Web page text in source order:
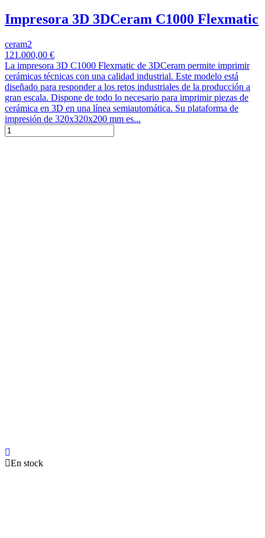
Impresora 3D 3DCeram C1000 Flexmatic
ceram2
121.000,00 €
La impresora 3D C1000 Flexmatic de 3DCeram permite imprimir
cerámicas técnicas con una calidad industrial. Este modelo está
diseñado para responder a los retos industriales de la producción a
gran escala. Dispone de todo lo necesario para imprimir piezas de
cerámica en 3D en una línea semiautomática. Su plataforma de
impresión de 320x320x200 mm es...
En stock